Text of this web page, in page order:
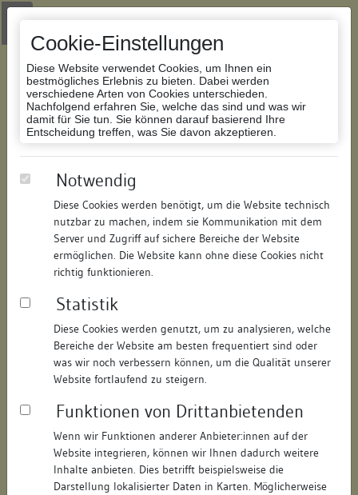
Cookie-Einstellungen
Diese Website verwendet Cookies, um Ihnen ein
bestmögliches Erlebnis zu bieten. Dabei werden
verschiedene Arten von Cookies unterschieden.
Nachfolgend erfahren Sie, welche das sind und was wir
damit für Sie tun. Sie können darauf basierend Ihre
Entscheidung treffen, was Sie davon akzeptieren.
Notwendig
Diese Cookies werden benötigt, um die Website technisch
nutzbar zu machen, indem sie Kommunikation mit dem
Server und Zugriff auf sichere Bereiche der Website
ermöglichen. Die Website kann ohne diese Cookies nicht
richtig funktionieren.
Statistik
Diese Cookies werden genutzt, um zu analysieren, welche
Bereiche der Website am besten frequentiert sind oder
was wir noch verbessern können, um die Qualität unserer
Website fortlaufend zu steigern.
Funktionen von Drittanbietenden
Wenn wir Funktionen anderer Anbieter:innen auf der
Website integrieren, können wir Ihnen dadurch weitere
Inhalte anbieten. Dies betrifft beispielsweise die
Darstellung lokalisierter Daten in Karten. Möglicherweise
Zur Navigation springen
Zum Inhalt der Website springen
Datenbank Bauforschung/Restaurierung
196321318115/Datum:04.05.2016
Datenbestand:
Bauforschung und Restaurierung
Als PDF herunterladen:
Objektdaten
Straße: Entengasse
Hausnummer: 5
Postleitzahl: 74354
Stadt-Teilort: Besigheim
Regierungsbezirk: Stuttgart